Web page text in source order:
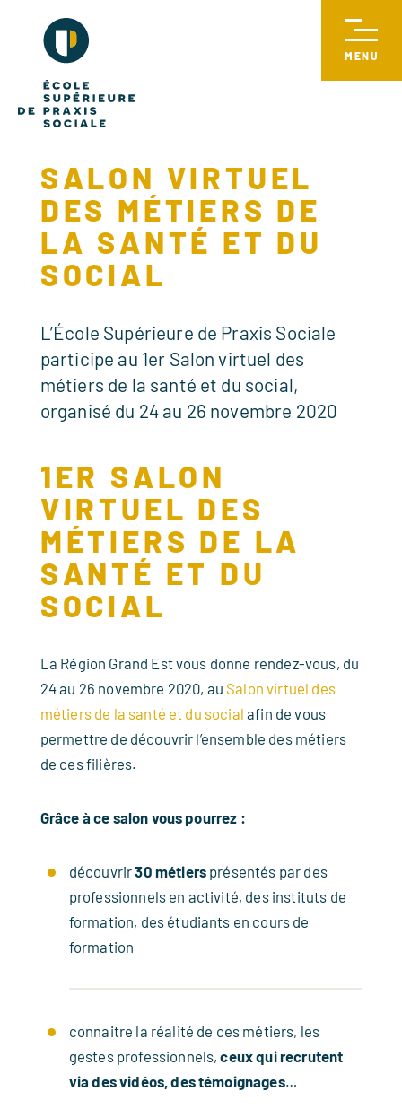
SALON VIRTUEL
DES MÉTIERS DE
LA SANTÉ ET DU
SOCIAL
L’École Supérieure de Praxis Sociale
participe au 1er Salon virtuel des
métiers de la santé et du social,
organisé du 24 au 26 novembre 2020
1ER SALON
VIRTUEL DES
MÉTIERS DE LA
SANTÉ ET DU
SOCIAL
La Région Grand Est vous donne rendez-vous, du
24 au 26 novembre 2020, au Salon virtuel des
métiers de la santé et du social afin de vous
permettre de découvrir l’ensemble des métiers
de ces filières.
Grâce à ce salon vous pourrez :
découvrir30 métiers présentés par des
professionnels en activité, des instituts de
formation, des étudiants en cours de
formation
connaitre la réalité de ces métiers, les
gestes professionnels, ceux qui recrutent
via des vidéos, des témoignages…